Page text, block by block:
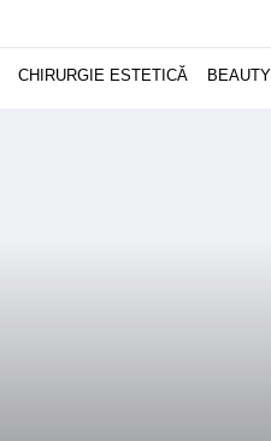
CHIRURGIE ESTETICĂ